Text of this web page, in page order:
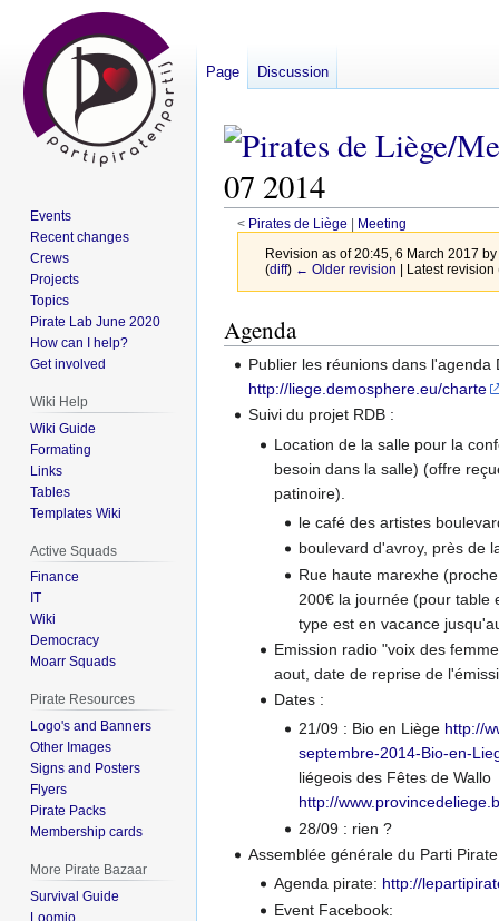
07 2014
< Pirates de Liège ‎ | Meeting
Revision as of 20:45, 6 March 2017 by
(diff) ← Older revision | Latest
Jump
to
navigation
Jump
to
search
Agenda
Publier les réunions dans l'agenda
http://liege.demosphere.eu/charte
Suivi du projet RDB :
Location de la salle pour la
besoin dans la salle) (offre
patinoire).
le café des artistes
boulevard d'avroy, près de
Rue haute marexhe
200€ la journée (pour table
type est en vacance
Emission radio "voix des
aout, date de reprise de
Dates :
21/09 : Bio en Liège http://
septembre-2014-Bio-en-
liégeois des Fêtes de Wallo
http://
28/09 : rien ?
Assemblée générale du Parti
Agenda pirate: http://
Event Facebook:
Page Discussion
Events
Recent changes
Crews
Projects
Topics
Pirate Lab June 2020
How can I help?
Get involved
Wiki Help
Wiki Guide
Formating
Links
Tables
Templates Wiki
Active Squads
Finance
IT
Wiki
Democracy
Moarr Squads
Pirate Resources
Logo's and Banners
Other Images
Signs and Posters
Flyers
Pirate Packs
Membership cards
More Pirate Bazaar
Survival Guide
Loomio